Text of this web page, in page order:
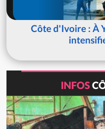
Côte d'Ivoire : À
INFOS